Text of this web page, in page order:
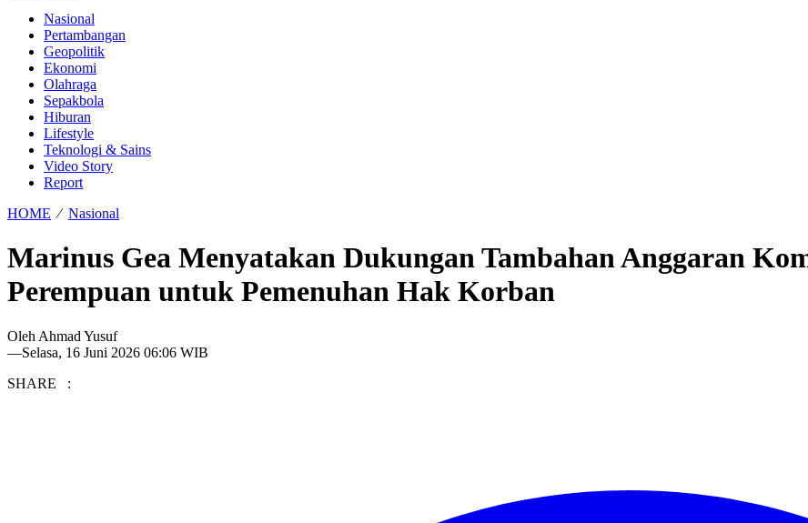
Nasional
Pertambangan
Geopolitik
Ekonomi
Olahraga
Sepakbola
Hiburan
Lifestyle
Teknologi & Sains
Video Story
Report
HOME ⁄ Nasional
Marinus Gea Menyatakan Dukungan Tambahan Anggaran
Perempuan untuk Pemenuhan Hak Korban
Oleh Ahmad Yusuf
—Selasa, 16 Juni 2026 06:06 WIB
SHARE :